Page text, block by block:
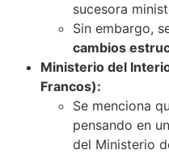
sucesora
Sin embargo,
cambios
Ministerio del
Francos):
Se menciona
pensando en
del Ministerio